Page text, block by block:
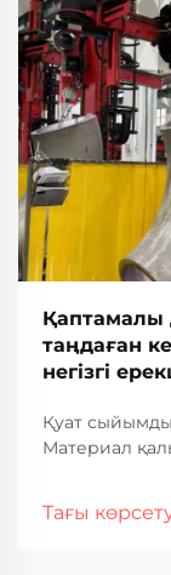
Қаптамалы
таңдаған
негізгі
Қуат
Материал
рөл
Тағы